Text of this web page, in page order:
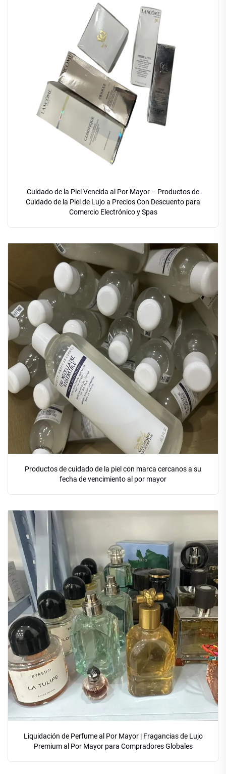
Cuidado de la Piel Vencida al Por Mayor – Productos de
Cuidado de la Piel de Lujo a Precios Con Descuento para
Comercio Electrónico y Spas
Productos de cuidado de la piel con marca cercanos a su
fecha de vencimiento al por mayor
Liquidación de Perfume al Por Mayor | Fragancias de Lujo
Premium al Por Mayor para Compradores Globales